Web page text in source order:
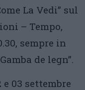
La Vedi” sul
– Tempo,
sempre in
de legn”.
03 settembre